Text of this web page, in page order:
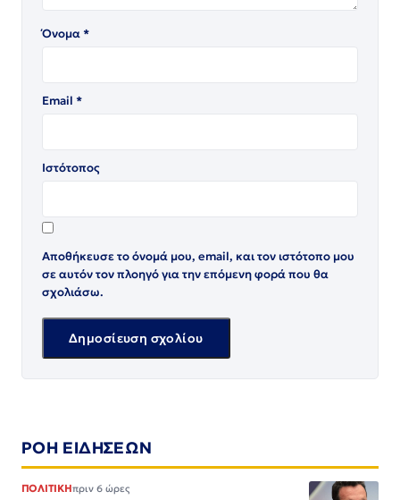
Όνομα*
Email *
Ιστότοπος
Αποθήκευσε το όνομά μου, email, και τον ιστότοπο μου
σε αυτόν τον πλοηγό για την επόμενη φορά που θα
σχολιάσω.
ΡΟΗ ΕΙΔΗΣΕΩΝ
ΠΟΛΙΤΙΚΗπριν 6 ώρες